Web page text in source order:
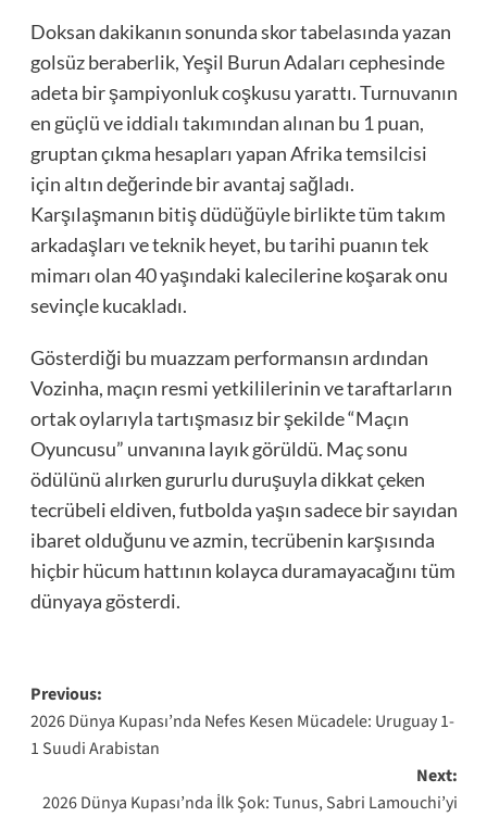
Doksan dakikanın sonunda skor tabelasında yazan
golsüz beraberlik, Yeşil Burun Adaları cephesinde
adeta bir şampiyonluk coşkusu yarattı. Turnuvanın
en güçlü ve iddialı takımından alınan bu 1 puan,
gruptan çıkma hesapları yapan Afrika temsilcisi
için altın değerinde bir avantaj sağladı.
Karşılaşmanın bitiş düdüğüyle birlikte tüm takım
arkadaşları ve teknik heyet, bu tarihi puanın tek
mimarı olan 40 yaşındaki kalecilerine koşarak onu
sevinçle kucakladı.
Gösterdiği bu muazzam performansın ardından
Vozinha, maçın resmi yetkililerinin ve taraftarların
ortak oylarıyla tartışmasız bir şekilde “Maçın
Oyuncusu” unvanına layık görüldü. Maç sonu
ödülünü alırken gururlu duruşuyla dikkat çeken
tecrübeli eldiven, futbolda yaşın sadece bir sayıdan
ibaret olduğunu ve azmin, tecrübenin karşısında
hiçbir hücum hattının kolayca duramayacağını tüm
dünyaya gösterdi.
Post
navigation
Previous:
2026 Dünya Kupası’nda Nefes Kesen Mücadele: Uruguay 1-
1 Suudi Arabistan
Next:
2026 Dünya Kupası’nda İlk Şok: Tunus, Sabri Lamouchi’yi